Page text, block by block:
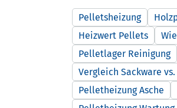
Pelletsheizung
Heizwert Pellets
Pelletlager Reinigung
Vergleich Sackware
Pelletheizung Asche